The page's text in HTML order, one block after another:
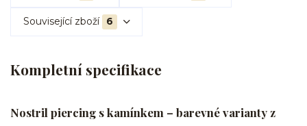
Související zboží 6
Kompletní specifikace
Nostril piercing s kamínkem – barevné varianty z